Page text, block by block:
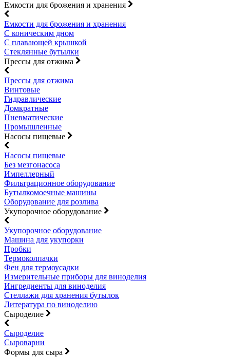
Емкости для брожения и хранения
Емкости для брожения и хранения
С коническим дном
С плавающей крышкой
Стеклянные бутылки
Прессы для отжима
Прессы для отжима
Винтовые
Гидравлические
Домкратные
Пневматические
Промышленные
Насосы пищевые
Насосы пищевые
Без мезгонасоса
Импеллерный
Фильтрационное оборудование
Бутылкомоечные машины
Оборудование для розлива
Укупорочное оборудование
Укупорочное оборудование
Машина для укупорки
Пробки
Термоколпачки
Фен для термоусадки
Измерительные приборы для виноделия
Ингредиенты для виноделия
Стеллажи для хранения бутылок
Литература по виноделию
Сыроделие
Сыроделие
Сыроварни
Формы для сыра